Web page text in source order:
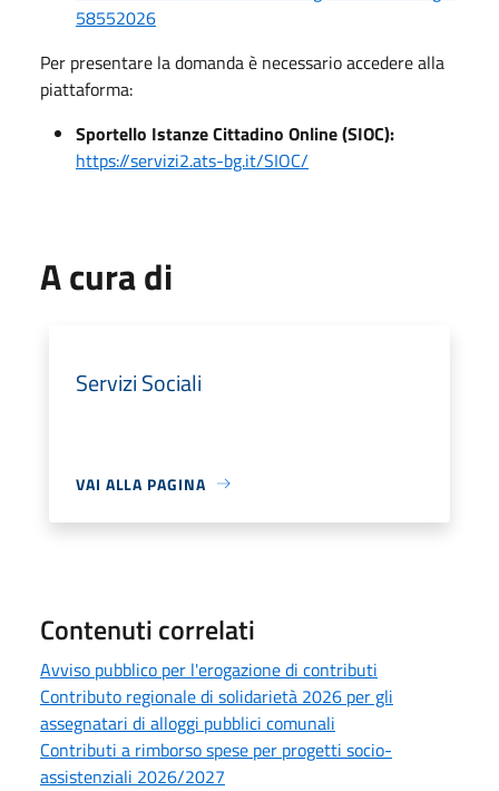
58552026
Per presentare la domanda è necessario accedere alla
piattaforma:
Sportello Istanze Cittadino Online (SIOC):
https://servizi2.ats-bg.it/SIOC/
A cura di
Servizi Sociali
VAI ALLA PAGINA
Contenuti correlati
Avviso pubblico per l'erogazione di contributi
Contributo regionale di solidarietà 2026 per gli
assegnatari di alloggi pubblici comunali
Contributi a rimborso spese per progetti socio-
assistenziali 2026/2027